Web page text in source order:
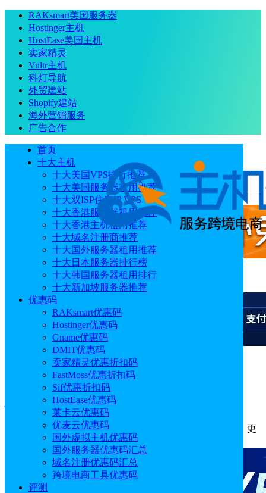
RAKsmart美国服务器
Hostinger主机
HostEase美国主机
卖家精灵
Vultr主机
科灯导航
外贸建站
Shopify建站
海外营销服务
广告合作
首页
十大主机
十大美国VPS排行推荐
十大美国服务器租用推荐
十大双ISP住宅IP VPS
十大香港服务器租用推荐
十大香港主机租用推荐
十大域名注册商推荐
十大国外服务器租用推荐
十大日本服务器排行榜
十大韩国服务器租用排行
十大新加坡服务器推荐
优惠码
RAKsmart优惠码
Hostinger优惠码
Gname优惠码
DMIT优惠码
卖家精灵优惠折扣码
FastMoss优惠折扣码
Sif优惠折扣码
HostEase优惠码
莱卡云优惠码
优麦云优惠码
国外虚拟主机优惠码
国外服务器优惠码汇总
域名注册优惠码汇总
跨境电商工具优惠码
评测
当前位置：首页 主机 建站如何选择云服务器/主机配置
建站如何选择云服务器/主机配置
作者: Emily 分类:主机
更
新于: 2026.01.14 18:29:15